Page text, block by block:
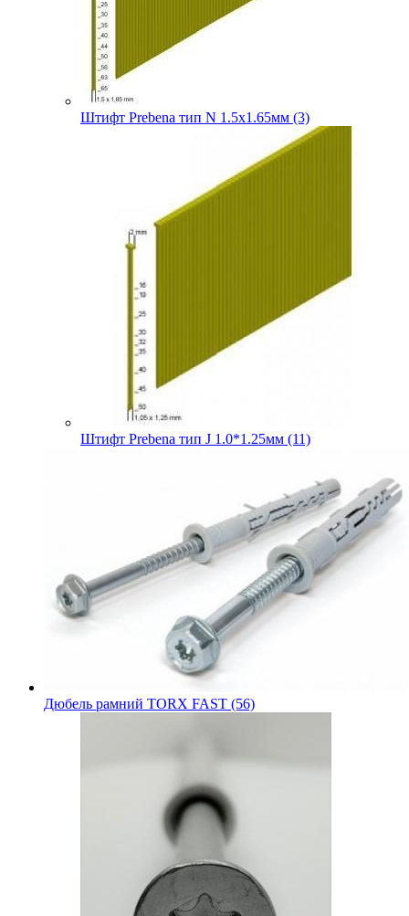
Штифт Prebena тип N 1.5х1.65мм (3)
Штифт Prebena тип J 1.0*1.25мм (11)
Дюбель рамний TORX FAST (56)